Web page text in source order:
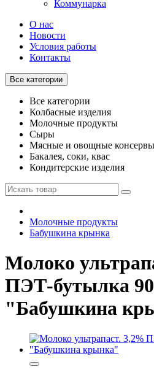
Коммунарка
О нас
Новости
Условия работы
Контакты
Все категории
Все категории
Колбасные изделия
Молочные продукты
Сыры
Мясные и овощные консервы
Бакалея, соки, квас
Кондитерские изделия
Молочные продукты
Бабушкина крынка
Молоко
ПЭТ-бутылка
"Бабушкина